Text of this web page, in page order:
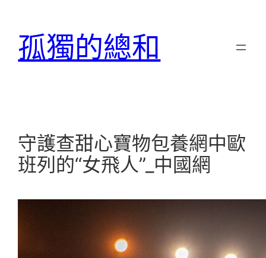
孤獨的總和
守護查甜心寶物包養網中歐
班列的“女飛人”_中國網